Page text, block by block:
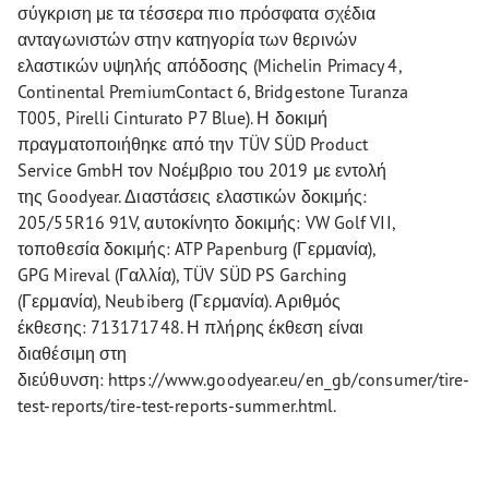
σύγκριση με τα τέσσερα πιο πρόσφατα σχέδια
ανταγωνιστών στην κατηγορία των θερινών
ελαστικών υψηλής απόδοσης (Michelin Primacy 4,
Continental PremiumContact 6, Bridgestone Turanza
T005, Pirelli Cinturato P7 Blue). Η δοκιμή
πραγματοποιήθηκε από την TÜV SÜD Product
Service GmbH τον Νοέμβριο του 2019 με εντολή
της Goodyear. Διαστάσεις ελαστικών δοκιμής:
205/55R16 91V, αυτοκίνητο δοκιμής: VW Golf VII,
τοποθεσία δοκιμής: ATP Papenburg (Γερμανία),
GPG Mireval (Γαλλία), TÜV SÜD PS Garching
(Γερμανία), Neubiberg (Γερμανία). Αριθμός
έκθεσης: 713171748. Η πλήρης έκθεση είναι
διαθέσιμη στη
διεύθυνση: https://www.goodyear.eu/en_gb/consumer/tire-
test-reports/tire-test-reports-summer.html.